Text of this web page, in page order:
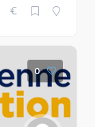
€
0